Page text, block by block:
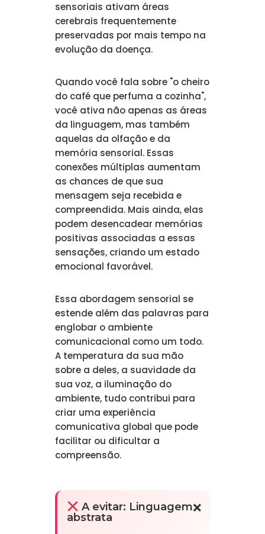
sensoriais ativam áreas
cerebrais frequentemente
preservadas por mais tempo na
evolução da doença.
Quando você fala sobre "o cheiro
do café que perfuma a cozinha",
você ativa não apenas as áreas
da linguagem, mas também
aquelas da olfação e da
memória sensorial. Essas
conexões múltiplas aumentam
as chances de que sua
mensagem seja recebida e
compreendida. Mais ainda, elas
podem desencadear memórias
positivas associadas a essas
sensações, criando um estado
emocional favorável.
Essa abordagem sensorial se
estende além das palavras para
englobar o ambiente
comunicacional como um todo.
A temperatura da sua mão
sobre a deles, a suavidade da
sua voz, a iluminação do
ambiente, tudo contribui para
criar uma experiência
comunicativa global que pode
facilitar ou dificultar a
compreensão.
A evitar: Linguagem
abstrata